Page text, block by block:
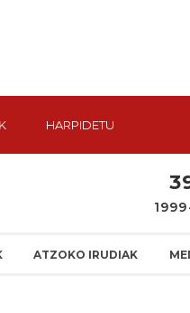
HARPIDETU
ATZOKO IRUDIAK